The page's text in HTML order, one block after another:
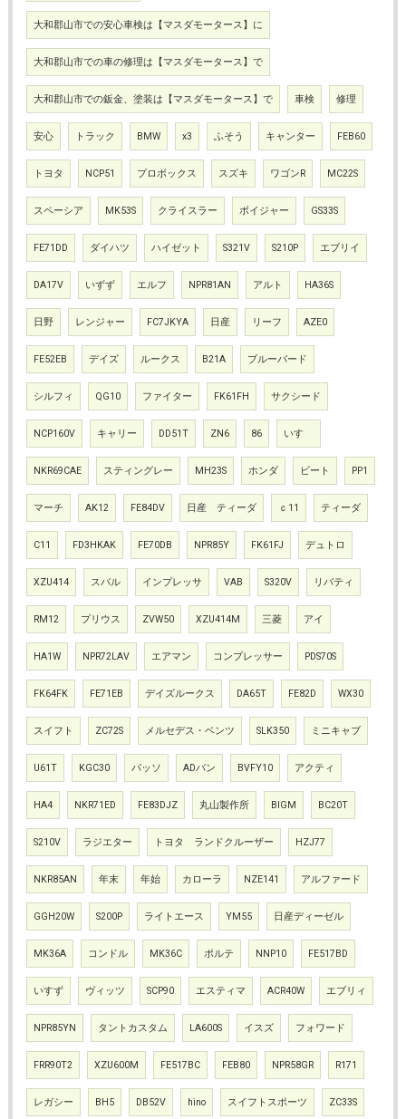
大和郡山市での安心車検は【マスダモータース】に
大和郡山市での車の修理は【マスダモータース】で
大和郡山市での鈑金、塗装は【マスダモータース】で 車検 修理
安心 トラック BMW x3 ふそう キャンター FEB60
トヨタ NCP51 プロボックス スズキ ワゴンR MC22S
スペーシア MK53S クライスラー ボイジャー GS33S
FE71DD ダイハツ ハイゼット S321V S210P エブリイ
DA17V いずず エルフ NPR81AN アルト HA36S
日野 レンジャー FC7JKYA 日産 リーフ AZE0
FE52EB デイズ ルークス B21A ブルーバード
シルフィ QG10 ファイター FK61FH サクシード
NCP160V キャリー DD51T ZN6 86 いすゞ
NKR69CAE スティングレー MH23S ホンダ ビート PP1
マーチ AK12 FE84DV 日産 ティーダ ｃ11 ティーダ
C11 FD3HKAK FE70DB NPR85Y FK61FJ デュトロ
XZU414 スバル インプレッサ VAB S320V リバティ
RM12 プリウス ZVW50 XZU414M 三菱 アイ
HA1W NPR72LAV エアマン コンプレッサー PDS70S
FK64FK FE71EB デイズルークス DA65T FE82D WX30
スイフト ZC72S メルセデス・ベンツ SLK350 ミニキャブ
U61T KGC30 パッソ ADバン BVFY10 アクティ
HA4 NKR71ED FE83DJZ 丸山製作所 BIGM BC20T
S210V ラジエター トヨタ ランドクルーザー HZJ77
NKR85AN 年末 年始 カローラ NZE141 アルファード
GGH20W S200P ライトエース YM55 日産ディーゼル
MK36A コンドル MK36C ポルテ NNP10 FE517BD
いすず ヴィッツ SCP90 エスティマ ACR40W エブリィ
NPR85YN タントカスタム LA600S イスズ フォワード
FRR90T2 XZU600M FE517BC FEB80 NPR58GR R171
レガシー BH5 DB52V hino スイフトスポーツ ZC33S